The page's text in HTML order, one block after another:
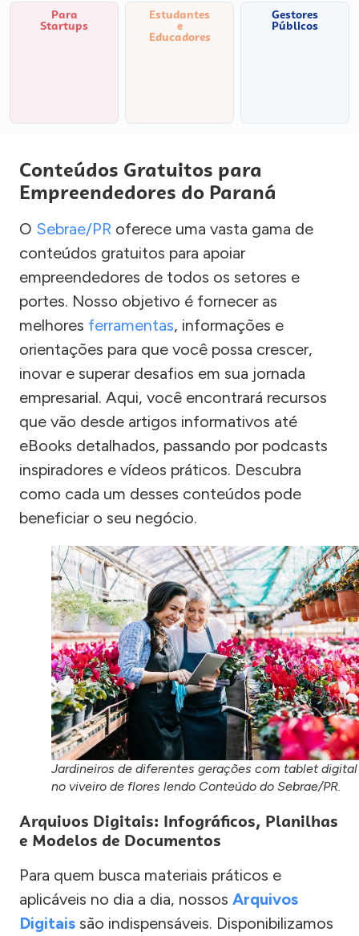
Para
Startups
Estudantes
e
Educadores
Gestores
Públicos
Conteúdos Gratuitos para
Empreendedores do Paraná
O Sebrae/PR oferece uma vasta gama de
conteúdos gratuitos para apoiar
empreendedores de todos os setores e
portes. Nosso objetivo é fornecer as
melhores ferramentas, informações e
orientações para que você possa crescer,
inovar e superar desafios em sua jornada
empresarial. Aqui, você encontrará recursos
que vão desde artigos informativos até
eBooks detalhados, passando por podcasts
inspiradores e vídeos práticos. Descubra
como cada um desses conteúdos pode
beneficiar o seu negócio.
Jardineiros de diferentes gerações com tablet digital
no viveiro de flores lendo Conteúdo do Sebrae/PR.
Arquivos Digitais: Infográficos, Planilhas
e Modelos de Documentos
Para quem busca materiais práticos e
aplicáveis no dia a dia, nossos Arquivos
Digitais são indispensáveis. Disponibilizamos